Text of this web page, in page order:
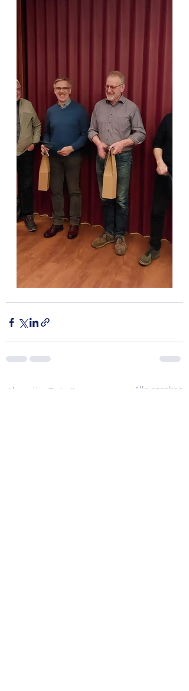
Aktuelle Beiträge Alle ansehen